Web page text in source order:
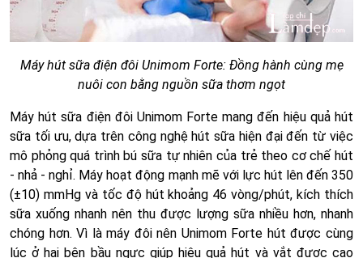
Máy hút sữa điện đôi Unimom Forte: Đồng hành cùng mẹ
nuôi con bằng nguồn sữa thơm ngọt
Máy hút sữa điện đôi Unimom Forte mang đến hiệu quả hút
sữa tối ưu, dựa trên công nghệ hút sữa hiện đại đến từ việc
mô phỏng quá trình bú sữa tự nhiên của trẻ theo cơ chế hút
- nhả - nghỉ. Máy hoạt động mạnh mẽ với lực hút lên đến 350
(±10) mmHg và tốc độ hút khoảng 46 vòng/phút, kích thích
sữa xuống nhanh nên thu được lượng sữa nhiều hơn, nhanh
chóng hơn. Vì là máy đôi nên Unimom Forte hút được cùng
lúc ở hai bên bầu ngực giúp hiệu quả hút và vắt được cao